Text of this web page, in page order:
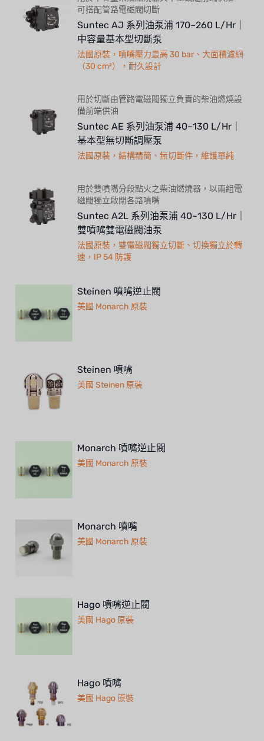
可搭配管路電磁閥切斷
Suntec AJ 系列油泵浦 170~260 L/Hr｜
中容量基本型切斷泵
法國原裝，噴嘴壓力最高 30 bar、大面積濾網
（30 cm²），耐久設計
用於切斷由管路電磁閥獨立負責的柴油燃燒設
備前端供油
Suntec AE 系列油泵浦 40~130 L/Hr｜
基本型無切斷調壓泵
法國原裝，結構精簡、無切斷件，維護單純
用於雙噴嘴分段點火之柴油燃燒器，以兩組電
磁閥獨立啟閉各路噴嘴
Suntec A2L 系列油泵浦 40~130 L/Hr｜
雙噴嘴雙電磁閥油泵
法國原裝，雙電磁閥獨立切斷、切換獨立於轉
速，IP 54 防護
Steinen 噴嘴逆止閥
美國 Monarch 原裝
Steinen 噴嘴
美國 Steinen 原裝
Monarch 噴嘴逆止閥
美國 Monarch 原裝
Monarch 噴嘴
美國 Monarch 原裝
Hago 噴嘴逆止閥
美國 Hago 原裝
Hago 噴嘴
美國 Hago 原裝